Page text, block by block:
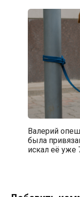
Валерий
была
искал её уже